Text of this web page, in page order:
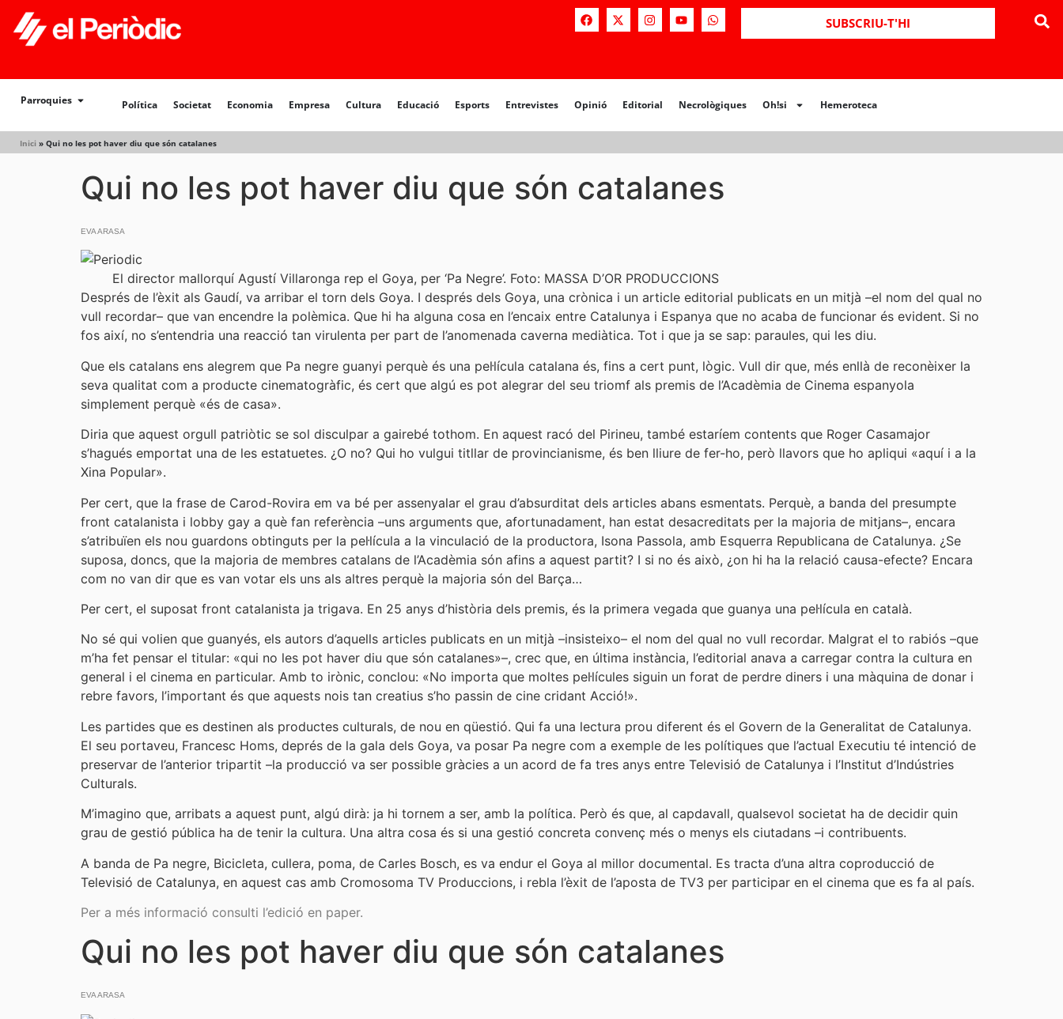
SUBSCRIU-T'HI
Parroquies Política Societat Economia Empresa Cultura Educació Esports Entrevistes Opinió Editorial Necrològiques Oh!si Hemeroteca
Inici » Qui no les pot haver diu que són catalanes
Política Societat Opinió Editorial Necrològiques Hemeroteca
Qui no les pot haver diu que són catalanes
EVA ARASA
El director mallorquí Agustí Villaronga rep el Goya, per ‘Pa Negre’. Foto: MASSA D’OR PRODUCCIONS
Després de l’èxit als Gaudí, va arribar el torn dels Goya. I després dels Goya, una crònica i un article editorial publicats en un mitjà –el nom del qual no
vull recordar– que van encendre la polèmica. Que hi ha alguna cosa en l’encaix entre Catalunya i Espanya que no acaba de funcionar és evident. Si no
fos així, no s’entendria una reacció tan virulenta per part de l’anomenada caverna mediàtica. Tot i que ja se sap: paraules, qui les diu.
Que els catalans ens alegrem que Pa negre guanyi perquè és una pel·lícula catalana és, fins a cert punt, lògic. Vull dir que, més enllà de reconèixer la
seva qualitat com a producte cinematogràfic, és cert que algú es pot alegrar del seu triomf als premis de l’Acadèmia de Cinema espanyola
simplement perquè «és de casa».
Diria que aquest orgull patriòtic se sol disculpar a gairebé tothom. En aquest racó del Pirineu, també estaríem contents que Roger Casamajor
s’hagués emportat una de les estatuetes. ¿O no? Qui ho vulgui titllar de provincianisme, és ben lliure de fer-ho, però llavors que ho apliqui «aquí i a la
Xina Popular».
Per cert, que la frase de Carod-Rovira em va bé per assenyalar el grau d’absurditat dels articles abans esmentats. Perquè, a banda del presumpte
front catalanista i lobby gay a què fan referència –uns arguments que, afortunadament, han estat desacreditats per la majoria de mitjans–, encara
s’atribuïen els nou guardons obtinguts per la pel·lícula a la vinculació de la productora, Isona Passola, amb Esquerra Republicana de Catalunya. ¿Se
suposa, doncs, que la majoria de membres catalans de l’Acadèmia són afins a aquest partit? I si no és això, ¿on hi ha la relació causa-efecte? Encara
com no van dir que es van votar els uns als altres perquè la majoria són del Barça…
Per cert, el suposat front catalanista ja trigava. En 25 anys d’història dels premis, és la primera vegada que guanya una pel·lícula en català.
No sé qui volien que guanyés, els autors d’aquells articles publicats en un mitjà –insisteixo– el nom del qual no vull recordar. Malgrat el to rabiós –que
m’ha fet pensar el titular: «qui no les pot haver diu que són catalanes»–, crec que, en última instància, l’editorial anava a carregar contra la cultura en
general i el cinema en particular. Amb to irònic, conclou: «No importa que moltes pel·lícules siguin un forat de perdre diners i una màquina de donar i
rebre favors, l’important és que aquests nois tan creatius s’ho passin de cine cridant Acció!».
Les partides que es destinen als productes culturals, de nou en qüestió. Qui fa una lectura prou diferent és el Govern de la Generalitat de Catalunya.
El seu portaveu, Francesc Homs, deprés de la gala dels Goya, va posar Pa negre com a exemple de les polítiques que l’actual Executiu té intenció de
preservar de l’anterior tripartit –la producció va ser possible gràcies a un acord de fa tres anys entre Televisió de Catalunya i l’Institut d’Indústries
Culturals.
M’imagino que, arribats a aquest punt, algú dirà: ja hi tornem a ser, amb la política. Però és que, al capdavall, qualsevol societat ha de decidir quin
grau de gestió pública ha de tenir la cultura. Una altra cosa és si una gestió concreta convenç més o menys els ciutadans –i contribuents.
A banda de Pa negre, Bicicleta, cullera, poma, de Carles Bosch, es va endur el Goya al millor documental. Es tracta d’una altra coproducció de
Televisió de Catalunya, en aquest cas amb Cromosoma TV Produccions, i rebla l’èxit de l’aposta de TV3 per participar en el cinema que es fa al país.
Per a més informació consulti l’edició en paper.
Qui no les pot haver diu que són catalanes
EVA ARASA